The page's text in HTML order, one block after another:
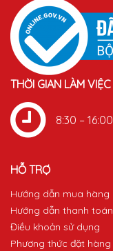
THỜI GIAN LÀM VIỆC
8:30 – 16:00
HỖ TRỢ
Hướng dẫn mua hàng
Hướng dẫn thanh toán
Điều khoản sử dụng
Phương thức đặt hàng